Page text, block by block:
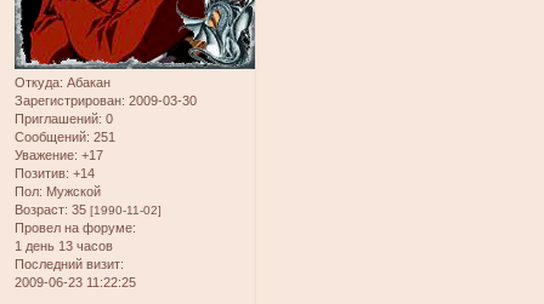
Откуда: Абакан
Зарегистрирован: 2009-03-30
Приглашений: 0
Сообщений: 251
Уважение: +17
Позитив: +14
Пол: Мужской
Возраст: 35 [1990-11-02]
Провел на форуме:
1 день 13 часов
Последний визит:
2009-06-23 11:22:25